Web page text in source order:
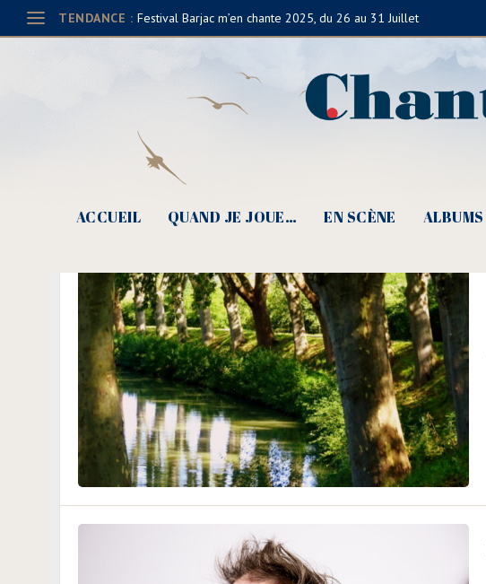
TENDANCE : Festival Barjac m’en chante 2025, du 26 au 31 Juillet
ACCUEIL QUAND JE JOUE… EN SCÈNE ALBUMS